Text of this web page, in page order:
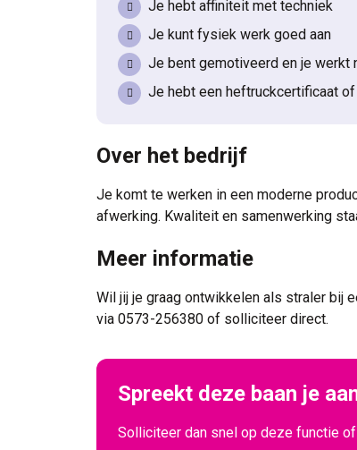
Je hebt affiniteit met techniek
Je kunt fysiek werk goed aan
Je bent gemotiveerd en je werkt
Je hebt een heftruckcertificaat
Over het bedrijf
Je komt te werken in een moderne
afwerking. Kwaliteit en samenwerking
Meer informatie
Wil jij je graag ontwikkelen als straler bij
via 0573-256380 of solliciteer direct.
Spreekt deze baan je
Solliciteer dan snel op deze functie